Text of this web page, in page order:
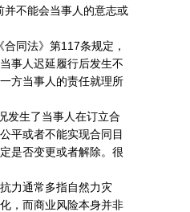
不能会当事人的意志或
同法》第117条规定，
事人迟延履行后发生不
方当事人的责任就理所
发生了当事人在订立合
平或者不能实现合同目
是否变更或者解除。很
力通常多指自然力灾
，而商业风险本身并非